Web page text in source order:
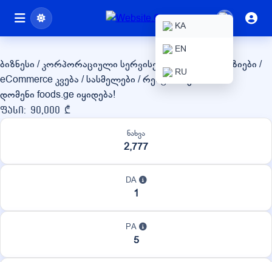
KA
EN
RU
foods.ge
ბიზნესი / კორპორაციული სერვისებიონლაინ მაღაზიები /
eCommerce კვება / სასმელები / რესტორნები
დომენი foods.ge იყიდება!
ფასი: 90,000 ₾
ნახვა
2,777
DA
1
PA
5